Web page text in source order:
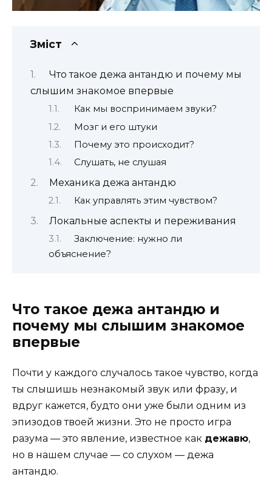
Зміст
Что такое дежа антандю и почему мы
слышим знакомое впервые
Как мы воспринимаем звуки?
Мозг и его штуки
Почему это происходит?
Слушать, не слушая
Механика дежа антандю
Как управлять этим чувством?
Локальные аспекты и переживания
Заключение: нужно ли
объяснение?
Что такое дежа антандю и
почему мы слышим знакомое
впервые
Почти у каждого случалось такое чувство, когда
ты слышишь незнакомый звук или фразу, и
вдруг кажется, будто они уже были одним из
эпизодов твоей жизни. Это не просто игра
разума — это явление, известное как дежавю,
но в нашем случае — со слухом — дежа
антандю.